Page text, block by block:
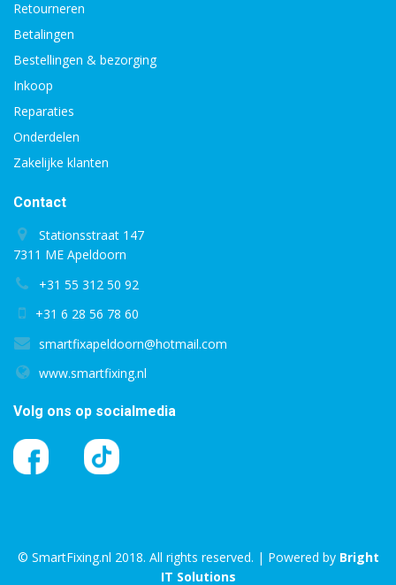
Retourneren
Betalingen
Bestellingen & bezorging
Inkoop
Reparaties
Onderdelen
Zakelijke klanten
Contact
Stationsstraat 147
7311 ME Apeldoorn
+31 55 312 50 92
+31 6 28 56 78 60
smartfixapeldoorn@hotmail.com
www.smartfixing.nl
Volg ons op socialmedia
© SmartFixing.nl 2018. All rights reserved. | Powered by Bright
IT Solutions